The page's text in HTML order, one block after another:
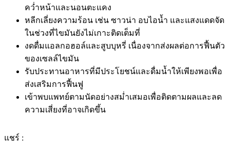
คว่ำหน้าและนอนตะแคง
หลีกเลี่ยงความร้อน เช่น ซาวน่า อบไอน้ำ และแสงแดดจัด
ในช่วงที่ไขมันยังไม่เกาะติดเต็มที่
งดดื่มแอลกอฮอล์และสูบบุหรี่ เนื่องจากส่งผลต่อการฟื้นตัว
ของเซลล์ไขมัน
รับประทานอาหารที่มีประโยชน์และดื่มน้ำให้เพียงพอเพื่อ
ส่งเสริมการฟื้นฟู
เข้าพบแพทย์ตามนัดอย่างสม่ำเสมอเพื่อติดตามผลและลด
ความเสี่ยงที่อาจเกิดขึ้น
แชร์ :